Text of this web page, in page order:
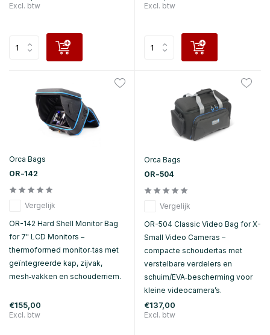
Excl. btw Excl. btw
Orca Bags
OR-142
Vergelijk
OR-142 Hard Shell Monitor Bag
for 7" LCD Monitors –
thermoformed monitor‑tas met
geïntegreerde kap, zijvak,
mesh‑vakken en schouderriem.
€155,00
Excl. btw
Orca Bags
OR-504
Vergelijk
OR-504 Classic Video Bag for X-
Small Video Cameras –
compacte schoudertas met
verstelbare verdelers en
schuim/EVA‑bescherming voor
kleine videocamera’s.
€137,00
Excl. btw